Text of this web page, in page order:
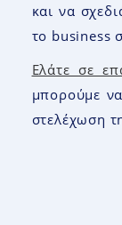
και να
το business
Ελάτε σε
μπορούμε
στελέχωση